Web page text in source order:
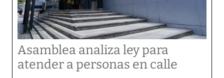
Asamblea analiza ley para
atender a personas en calle